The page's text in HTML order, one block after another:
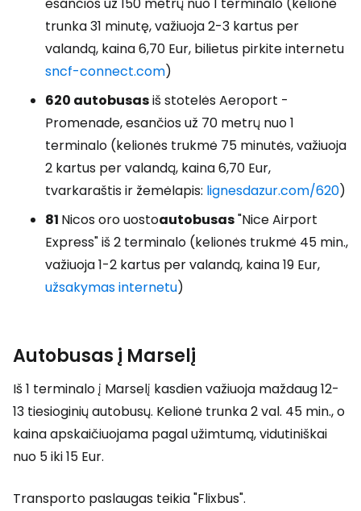
trunka 31 minutę, važiuoja 2-3 kartus per
valandą, kaina 6,70 Eur, bilietus pirkite internetu
sncf-connect.com)
620 autobusasiš stotelės Aeroport -
Promenade, esančios už 70 metrų nuo 1
terminalo (kelionės trukmė 75 minutės, važiuoja
2 kartus per valandą, kaina 6,70 Eur,
tvarkaraštis ir žemėlapis: lignesdazur.com/620)
81 Nicos oro uostoautobusas"Nice Airport
Express" iš 2 terminalo (kelionės trukmė 45 min.,
važiuoja 1-2 kartus per valandą, kaina 19 Eur,
užsakymas internetu)
Autobusas į Marselį
Iš 1 terminalo į Marselį kasdien važiuoja maždaug 12-
13 tiesioginių autobusų. Kelionė trunka 2 val. 45 min., o
kaina apskaičiuojama pagal užimtumą, vidutiniškai
nuo 5 iki 15 Eur.
Transporto paslaugas teikia "Flixbus".